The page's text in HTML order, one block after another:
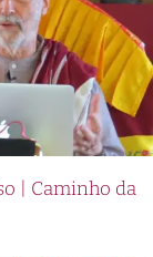
| Caminho da